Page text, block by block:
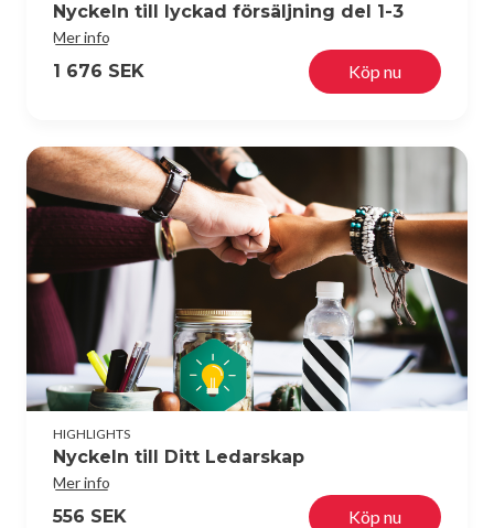
Nyckeln till lyckad försäljning del 1-3
Mer info
1 676 SEK Köp nu
HIGHLIGHTS
Nyckeln till Ditt Ledarskap
Mer info
556 SEK Köp nu